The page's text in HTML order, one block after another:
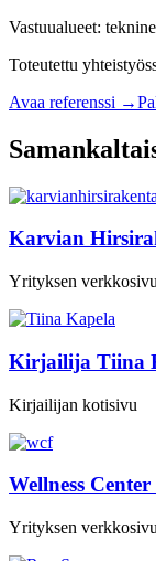
Vastuualueet:
Toteutettu
Avaa referenssi →
Karvian
Yrityksen
Kirjailija Tiina
Kirjailijan kotisivu
Wellness
Yrityksen